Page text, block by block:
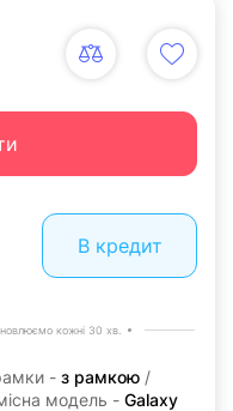
В кредит
кожні 30 хв.
- з рамкою /
модель - Galaxy